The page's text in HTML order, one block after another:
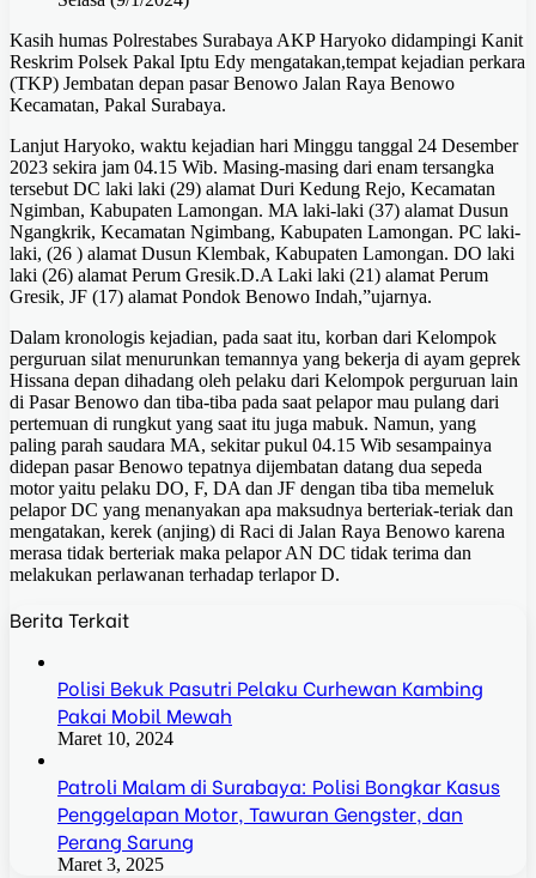
Kasih humas Polrestabes Surabaya AKP Haryoko didampingi Kanit
Reskrim Polsek Pakal Iptu Edy mengatakan,tempat kejadian perkara
(TKP) Jembatan depan pasar Benowo Jalan Raya Benowo
Kecamatan, Pakal Surabaya.
Lanjut Haryoko, waktu kejadian hari Minggu tanggal 24 Desember
2023 sekira jam 04.15 Wib. Masing-masing dari enam tersangka
tersebut DC laki laki (29) alamat Duri Kedung Rejo, Kecamatan
Ngimban, Kabupaten Lamongan. MA laki-laki (37) alamat Dusun
Ngangkrik, Kecamatan Ngimbang, Kabupaten Lamongan. PC laki-
laki, (26 ) alamat Dusun Klembak, Kabupaten Lamongan. DO laki
laki (26) alamat Perum Gresik.D.A Laki laki (21) alamat Perum
Gresik, JF (17) alamat Pondok Benowo Indah,”ujarnya.
Dalam kronologis kejadian, pada saat itu, korban dari Kelompok
perguruan silat menurunkan temannya yang bekerja di ayam geprek
Hissana depan dihadang oleh pelaku dari Kelompok perguruan lain
di Pasar Benowo dan tiba-tiba pada saat pelapor mau pulang dari
pertemuan di rungkut yang saat itu juga mabuk. Namun, yang
paling parah saudara MA, sekitar pukul 04.15 Wib sesampainya
didepan pasar Benowo tepatnya dijembatan datang dua sepeda
motor yaitu pelaku DO, F, DA dan JF dengan tiba tiba memeluk
pelapor DC yang menanyakan apa maksudnya berteriak-teriak dan
mengatakan, kerek (anjing) di Raci di Jalan Raya Benowo karena
merasa tidak berteriak maka pelapor AN DC tidak terima dan
melakukan perlawanan terhadap terlapor D.
Berita Terkait
Polisi Bekuk Pasutri Pelaku Curhewan Kambing
Pakai Mobil Mewah
Maret 10, 2024
Patroli Malam di Surabaya: Polisi Bongkar Kasus
Penggelapan Motor, Tawuran Gengster, dan
Perang Sarung
Maret 3, 2025